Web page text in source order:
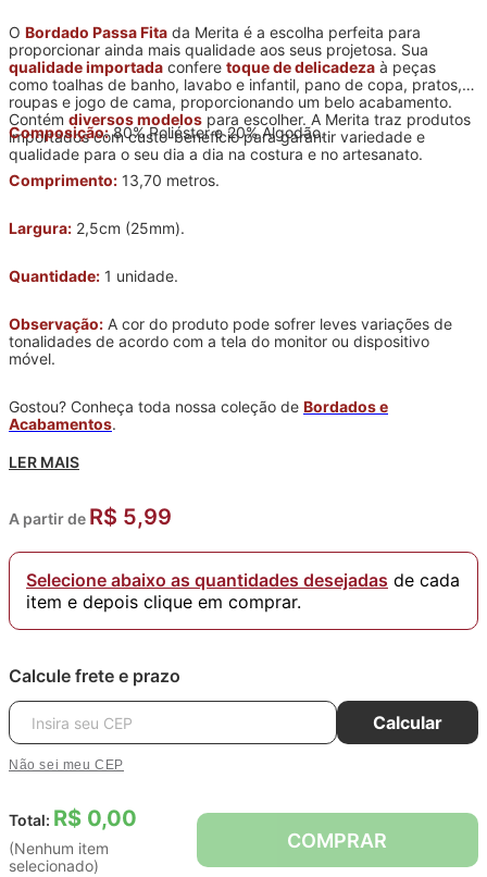
O Bordado Passa Fita da Merita é a escolha perfeita para
proporcionar ainda mais qualidade aos seus projetosa. Sua
qualidade importada confere toque de delicadeza à peças
como toalhas de banho, lavabo e infantil, pano de copa, pratos,
roupas e jogo de cama, proporcionando um belo acabamento.
Contém diversos modelos para escolher. A Merita traz produtos
importados com custo-benefício para garantir variedade e
qualidade para o seu dia a dia na costura e no artesanato.
Composição:80% Poliéster e 20% Algodão.
Comprimento: 13,70 metros.
Largura: 2,5cm (25mm).
Quantidade: 1 unidade.
Observação: A cor do produto pode sofrer leves variações de
tonalidades de acordo com a tela do monitor ou dispositivo
móvel.
Gostou? Conheça toda nossa coleção de Bordados e
Acabamentos.
LER MAIS
A partir de R$ 5,99
Selecione abaixo as quantidades desejadas de cada
item e depois clique em comprar.
Calcule frete e prazo
Calcular
Não sei meu CEP
Total: R$ 0,00
(Nenhum item
selecionado)
COMPRAR